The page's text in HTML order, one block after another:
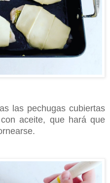
las pechugas cubiertas
aceite, que hará que